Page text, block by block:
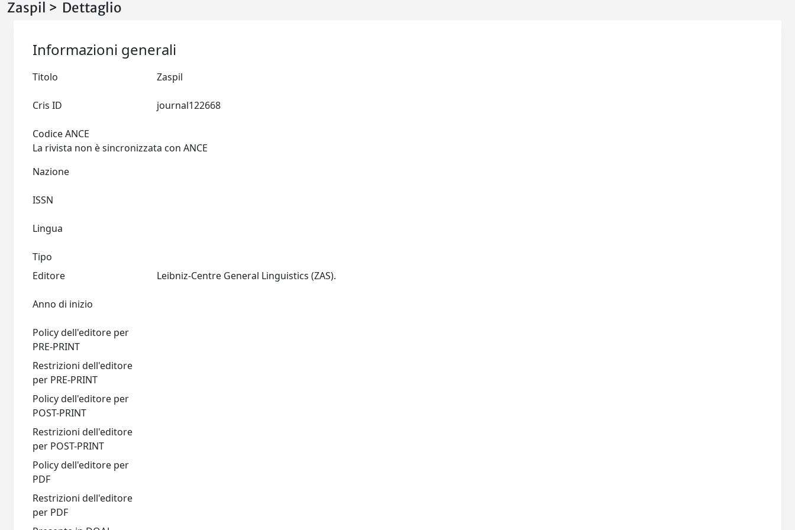
Zaspil > Dettaglio
Informazioni generali
Titolo
Cris ID
Codice ANCE
La rivista non è sincronizzata con ANCE
Nazione
ISSN
Lingua
Tipo
Editore
Anno di inizio
Policy dell'editore per
PRE-PRINT
Restrizioni dell'editore
per PRE-PRINT
Policy dell'editore per
POST-PRINT
Restrizioni dell'editore
per POST-PRINT
Policy dell'editore per
PDF
Restrizioni dell'editore
per PDF